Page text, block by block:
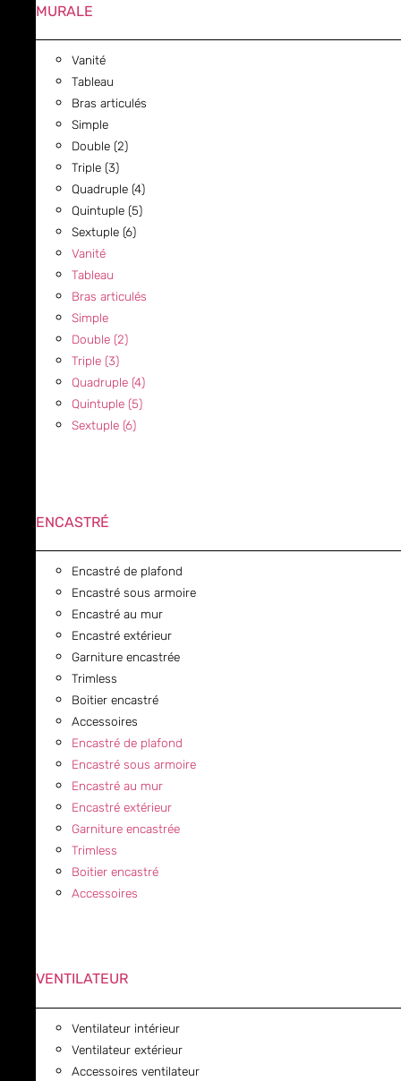
MURALE
Vanité
Tableau
Bras articulés
Simple
Double (2)
Triple (3)
Quadruple (4)
Quintuple (5)
Sextuple (6)
Vanité
Tableau
Bras articulés
Simple
Double (2)
Triple (3)
Quadruple (4)
Quintuple (5)
Sextuple (6)
ENCASTRÉ
Encastré de plafond
Encastré sous armoire
Encastré au mur
Encastré extérieur
Garniture encastrée
Trimless
Boitier encastré
Accessoires
Encastré de plafond
Encastré sous armoire
Encastré au mur
Encastré extérieur
Garniture encastrée
Trimless
Boitier encastré
Accessoires
VENTILATEUR
Ventilateur intérieur
Ventilateur extérieur
Accessoires ventilateur